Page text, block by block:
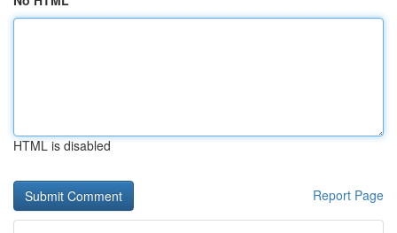
HTML is disabled
Report Page